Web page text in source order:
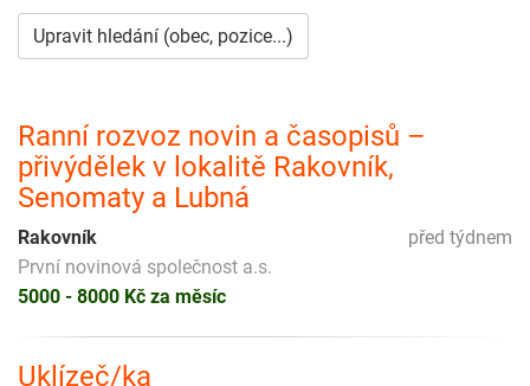
Upravit hledání (obec, pozice...)
Ranní rozvoz novin a časopisů –
přivýdělek v lokalitě Rakovník,
Senomaty a Lubná
před týdnem
Rakovník
První novinová společnost a.s.
5000 - 8000 Kč za měsíc
Uklízeč/ka